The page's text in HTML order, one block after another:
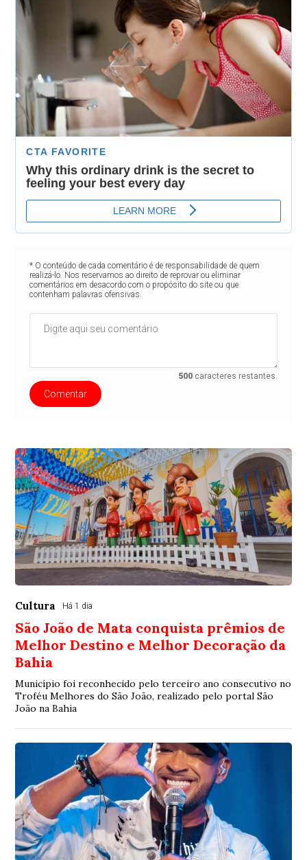
* O conteúdo de cada comentário é de responsabilidade de quem
realizá-lo. Nos reservamos ao direito de reprovar ou eliminar
comentários em desacordo com o propósito do site ou que
contenham palavras ofensivas.
500 caracteres restantes.
Comentar
Cultura Há 1 dia
São João de Mata conquista prêmios de
Melhor Destino e Melhor Decoração da
Bahia
Município foi reconhecido pelo terceiro ano consecutivo no
Troféu Melhores do São João, realizado pelo portal São
João na Bahia